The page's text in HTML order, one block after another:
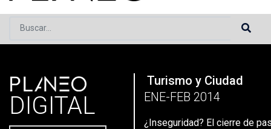
Buscar...
Portada» Planeo Hoy Planeo Digital»PLANEO 14 |
PLANEO
DIGITAL
Turismo y Ciudad
ENE-FEB 2014
¿Inseguridad? El cierre de